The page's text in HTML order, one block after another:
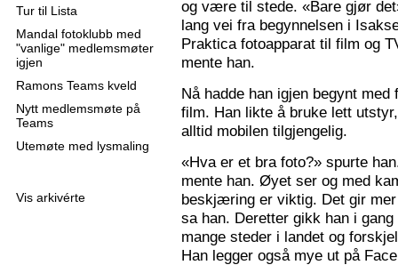
Tur til Lista
Mandal fotoklubb med
"vanlige" medlemsmøter
igjen
Ramons Teams kveld
Nytt medlemsmøte på
Teams
Utemøte med lysmaling
Vis arkivérte
og være til stede. «Bare gjør
lang vei fra begynnelsen i
Praktica fotoapparat til film og
mente han.
Nå hadde han igjen begynt
film. Han likte å bruke lett
alltid mobilen tilgjengelig.
«Hva er et bra foto?» spurte
mente han. Øyet ser og med
beskjæring er viktig. Det gir
sa han. Deretter gikk han i
mange steder i landet og
Han legger også mye ut på